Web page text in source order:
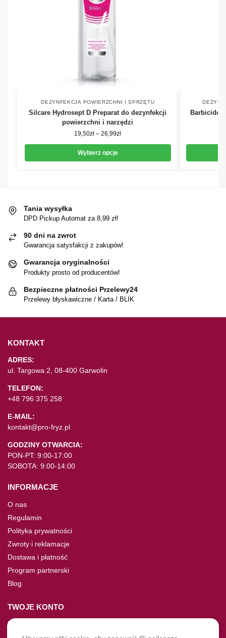
DEZYNFEKCJA POWIERZCHNI I SPRZĘTU
Silcare Hydrosept D Preparat do dezynfekcji
powierzchni i narzędzi
19,50zł – 26,99zł
Wybierz opcje
Barbicide
Tania wysyłka
DPD Pickup Automat za 8,99 zł!
90 dni na zwrot
Gwarancja satysfakcji z zakupów!
Gwarancja oryginalności
Produkty prosto od producentów!
Bezpieczne płatności Przelewy24
Przelewy błyskawiczne / Karta / BLIK
KONTAKT
ADRES:
ul. Targowa 2, 08-400 Garwolin
TELEFON:
+48 796 375 258
E-MAIL:
kontakt@pro-fryz.pl
GODZINY OTWARCIA:
PON-PT: 9:00-17:00
SOBOTA: 9:00-14:00
INFORMACJE
O nas
Regulamin
Polityka prywatności
Zwroty i reklamacje
Dostawa i płatność
Program partnerski
Blog
TWOJE KONTO
Moje konto